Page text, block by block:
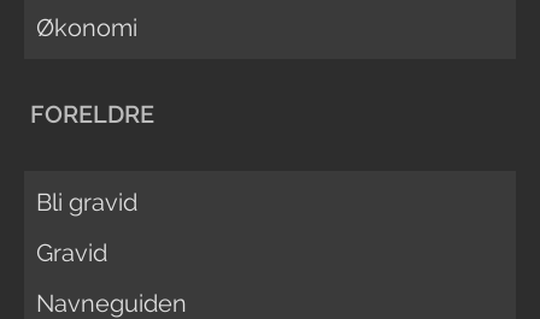
Økonomi
FORELDRE
Bli gravid
Gravid
Navneguiden